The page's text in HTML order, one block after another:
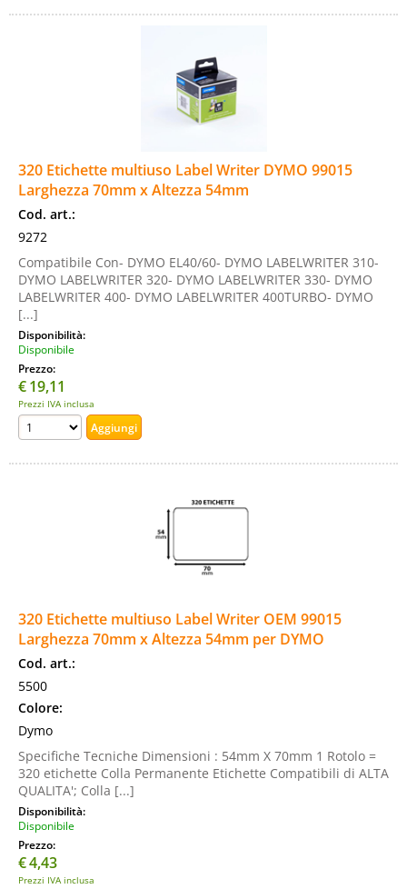
320 Etichette multiuso Label Writer DYMO 99015
Larghezza 70mm x Altezza 54mm
Cod. art.:
9272
Compatibile Con- DYMO EL40/60- DYMO LABELWRITER 310-
DYMO LABELWRITER 320- DYMO LABELWRITER 330- DYMO
LABELWRITER 400- DYMO LABELWRITER 400TURBO- DYMO
[...]
Disponibilità:
Disponibile
Prezzo:
€19,11
Prezzi IVA inclusa
320 Etichette multiuso Label Writer OEM 99015
Larghezza 70mm x Altezza 54mm per DYMO
Cod. art.:
5500
Colore:
Dymo
Specifiche Tecniche Dimensioni : 54mm X 70mm 1 Rotolo =
320 etichette Colla Permanente Etichette Compatibili di ALTA
QUALITA'; Colla [...]
Disponibilità:
Disponibile
Prezzo:
€4,43
Prezzi IVA inclusa